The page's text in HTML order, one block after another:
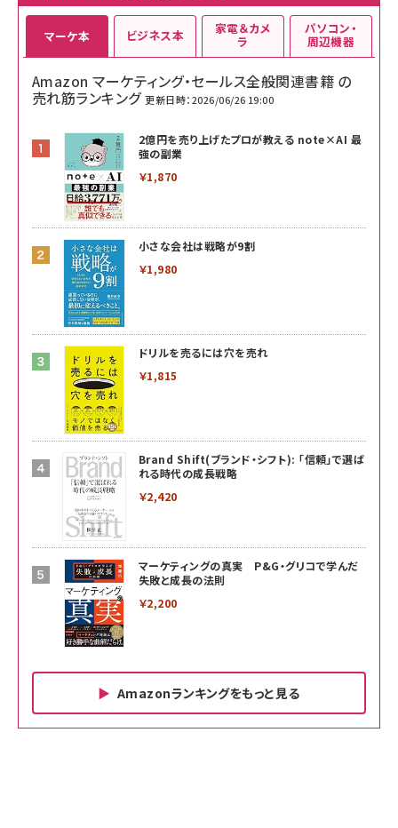
マーケ本
Amazon マーケティング・セールス全般関連書籍 の
売れ筋ランキング 更新日時：2026/06/26 19:00
2億円を売り上げたプロが教える note×AI 最
強の副業
￥1,870
小さな会社は戦略が9割
￥1,980
ドリルを売るには穴を売れ
￥1,815
Brand Shift(ブランド・シフト): 「信頼」で選ば
れる時代の成長戦略
￥2,420
マーケティングの真実 P&G・グリコで学んだ
失敗と成長の法則
￥2,200
Amazonランキングをもっと見る
ビジネス本 家電＆カメ
ラ
パソコン・
周辺機器